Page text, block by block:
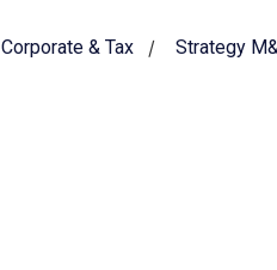
Corporate & Tax Strategy